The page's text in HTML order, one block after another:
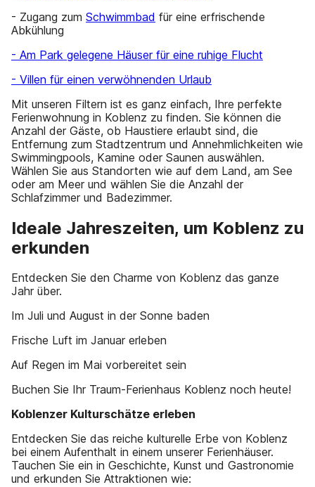
- Zugang zum Schwimmbad für eine erfrischende
Abkühlung
- Am Park gelegene Häuser für eine ruhige Flucht
- Villen für einen verwöhnenden Urlaub
Mit unseren Filtern ist es ganz einfach, Ihre perfekte
Ferienwohnung in Koblenz zu finden. Sie können die
Anzahl der Gäste, ob Haustiere erlaubt sind, die
Entfernung zum Stadtzentrum und Annehmlichkeiten wie
Swimmingpools, Kamine oder Saunen auswählen.
Wählen Sie aus Standorten wie auf dem Land, am See
oder am Meer und wählen Sie die Anzahl der
Schlafzimmer und Badezimmer.
Ideale Jahreszeiten, um Koblenz zu
erkunden
Entdecken Sie den Charme von Koblenz das ganze
Jahr über.
Im Juli und August in der Sonne baden
Frische Luft im Januar erleben
Auf Regen im Mai vorbereitet sein
Buchen Sie Ihr Traum-Ferienhaus Koblenz noch heute!
Koblenzer Kulturschätze erleben
Entdecken Sie das reiche kulturelle Erbe von Koblenz
bei einem Aufenthalt in einem unserer Ferienhäuser.
Tauchen Sie ein in Geschichte, Kunst und Gastronomie
und erkunden Sie Attraktionen wie: